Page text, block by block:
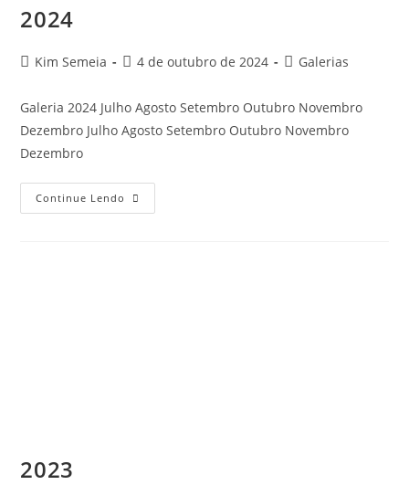
2024
Kim Semeia 4 de outubro de 2024 Galerias
Galeria 2024 Julho Agosto Setembro Outubro Novembro
Dezembro Julho Agosto Setembro Outubro Novembro
Dezembro
Continue Lendo
2023